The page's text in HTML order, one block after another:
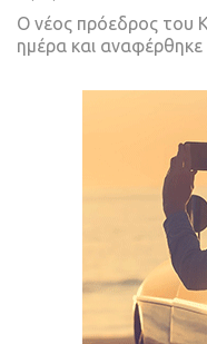
Ο νέος πρόεδρος του
ημέρα και αναφέρθηκε